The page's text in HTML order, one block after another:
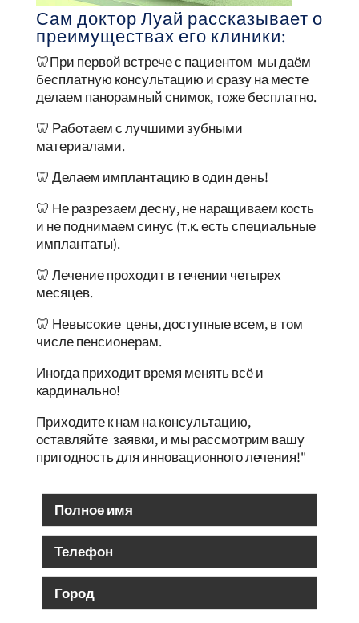
Сам доктор Луай рассказывает о
преимуществах его клиники:
🦷При первой встрече с пациентом мы даём
бесплатную консультацию и сразу на месте
делаем панорамный снимок, тоже бесплатно.
🦷 Работаем с лучшими зубными
материалами.
🦷 Делаем имплантацию в один день!
🦷 Не разрезаем десну, не наращиваем кость
и не поднимаем синус (т.к. есть специальные
имплантаты).
🦷 Лечение проходит в течении четырех
месяцев.
🦷 Невысокие цены, доступные всем, в том
числе пенсионерам.
Иногда приходит время менять всё и
кардинально!
Приходите к нам на консультацию,
оставляйте заявки, и мы рассмотрим вашу
пригодность для инновационного лечения!"